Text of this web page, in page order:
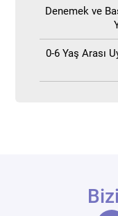
Denemek ve
0-6 Yaş Arası